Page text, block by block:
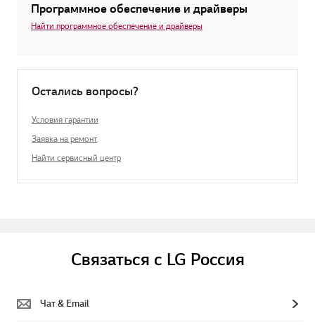
Программное обеспечение и драйверы
Найти программное обеспечение и драйверы
Остались вопросы?
Условия гарантии
Заявка на ремонт
Найти сервисный центр
Связаться с LG Россия
Чат & Email